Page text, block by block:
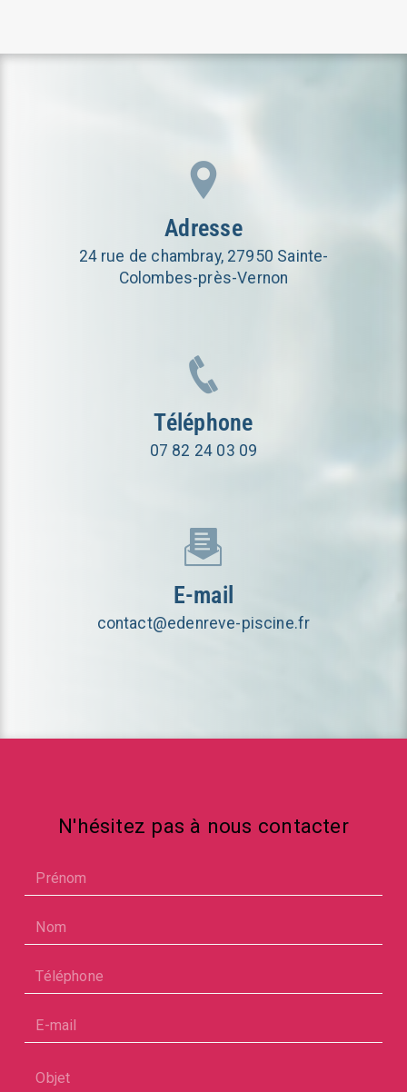
Adresse
24 rue de chambray, 27950 Sainte-
Colombes-près-Vernon
Téléphone
07 82 24 03 09
E-mail
contact@edenreve-piscine.fr
N'hésitez pas à nous contacter